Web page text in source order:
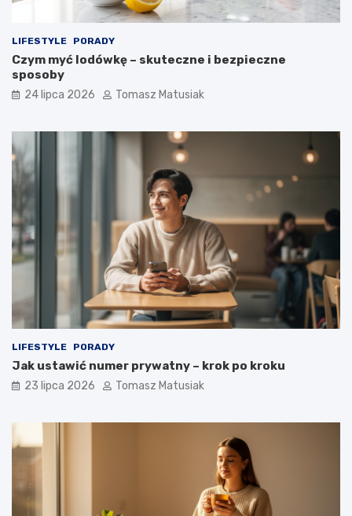
LIFESTYLE PORADY
Czym myć lodówkę – skuteczne i bezpieczne
sposoby
24 lipca 2026 Tomasz Matusiak
LIFESTYLE PORADY
Jak ustawić numer prywatny – krok po kroku
23 lipca 2026 Tomasz Matusiak